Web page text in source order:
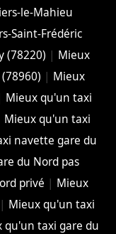
le-Mahieu
Saint-Frédéric
(78220) | Mieux
| Mieux
Mieux qu'un taxi
Mieux qu'un taxi
navette gare du
du Nord pas
privé | Mieux
| Mieux qu'un taxi
qu'un taxi gare du